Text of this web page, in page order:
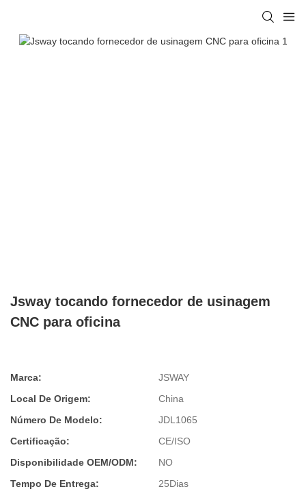
Jsway tocando fornecedor de usinagem
CNC para oficina
Marca:
JSWAY
Local De Origem:
China
Número De Modelo:
JDL1065
Certificação:
CE/ISO
Disponibilidade OEM/ODM:
NO
Tempo De Entrega:
25Dias